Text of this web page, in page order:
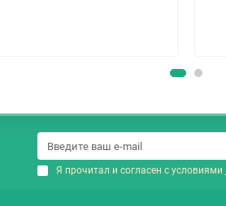
Я прочитал и согласен с условиями